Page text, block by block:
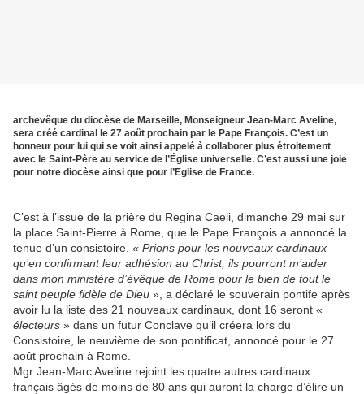
archevêque du diocèse de Marseille, Monseigneur Jean-Marc Aveline,
sera créé cardinal le 27 août prochain par le Pape François. C’est un
honneur pour lui qui se voit ainsi appelé à collaborer plus étroitement
avec le Saint-Père au service de l’Église universelle. C’est aussi une joie
pour notre diocèse ainsi que pour l’Eglise de France.
C’est à l’issue de la prière du Regina Caeli, dimanche 29 mai sur
la place Saint-Pierre à Rome, que le Pape François a annoncé la
tenue d’un consistoire. « Prions pour les nouveaux cardinaux
qu’en confirmant leur adhésion au Christ, ils pourront m’aider
dans mon ministère d’évêque de Rome pour le bien de tout le
saint peuple fidèle de Dieu », a déclaré le souverain pontife après
avoir lu la liste des 21 nouveaux cardinaux, dont 16 seront «
électeurs » dans un futur Conclave qu’il créera lors du
Consistoire, le neuvième de son pontificat, annoncé pour le 27
août prochain à Rome.
Mgr Jean-Marc Aveline rejoint les quatre autres cardinaux
français âgés de moins de 80 ans qui auront la charge d’élire un